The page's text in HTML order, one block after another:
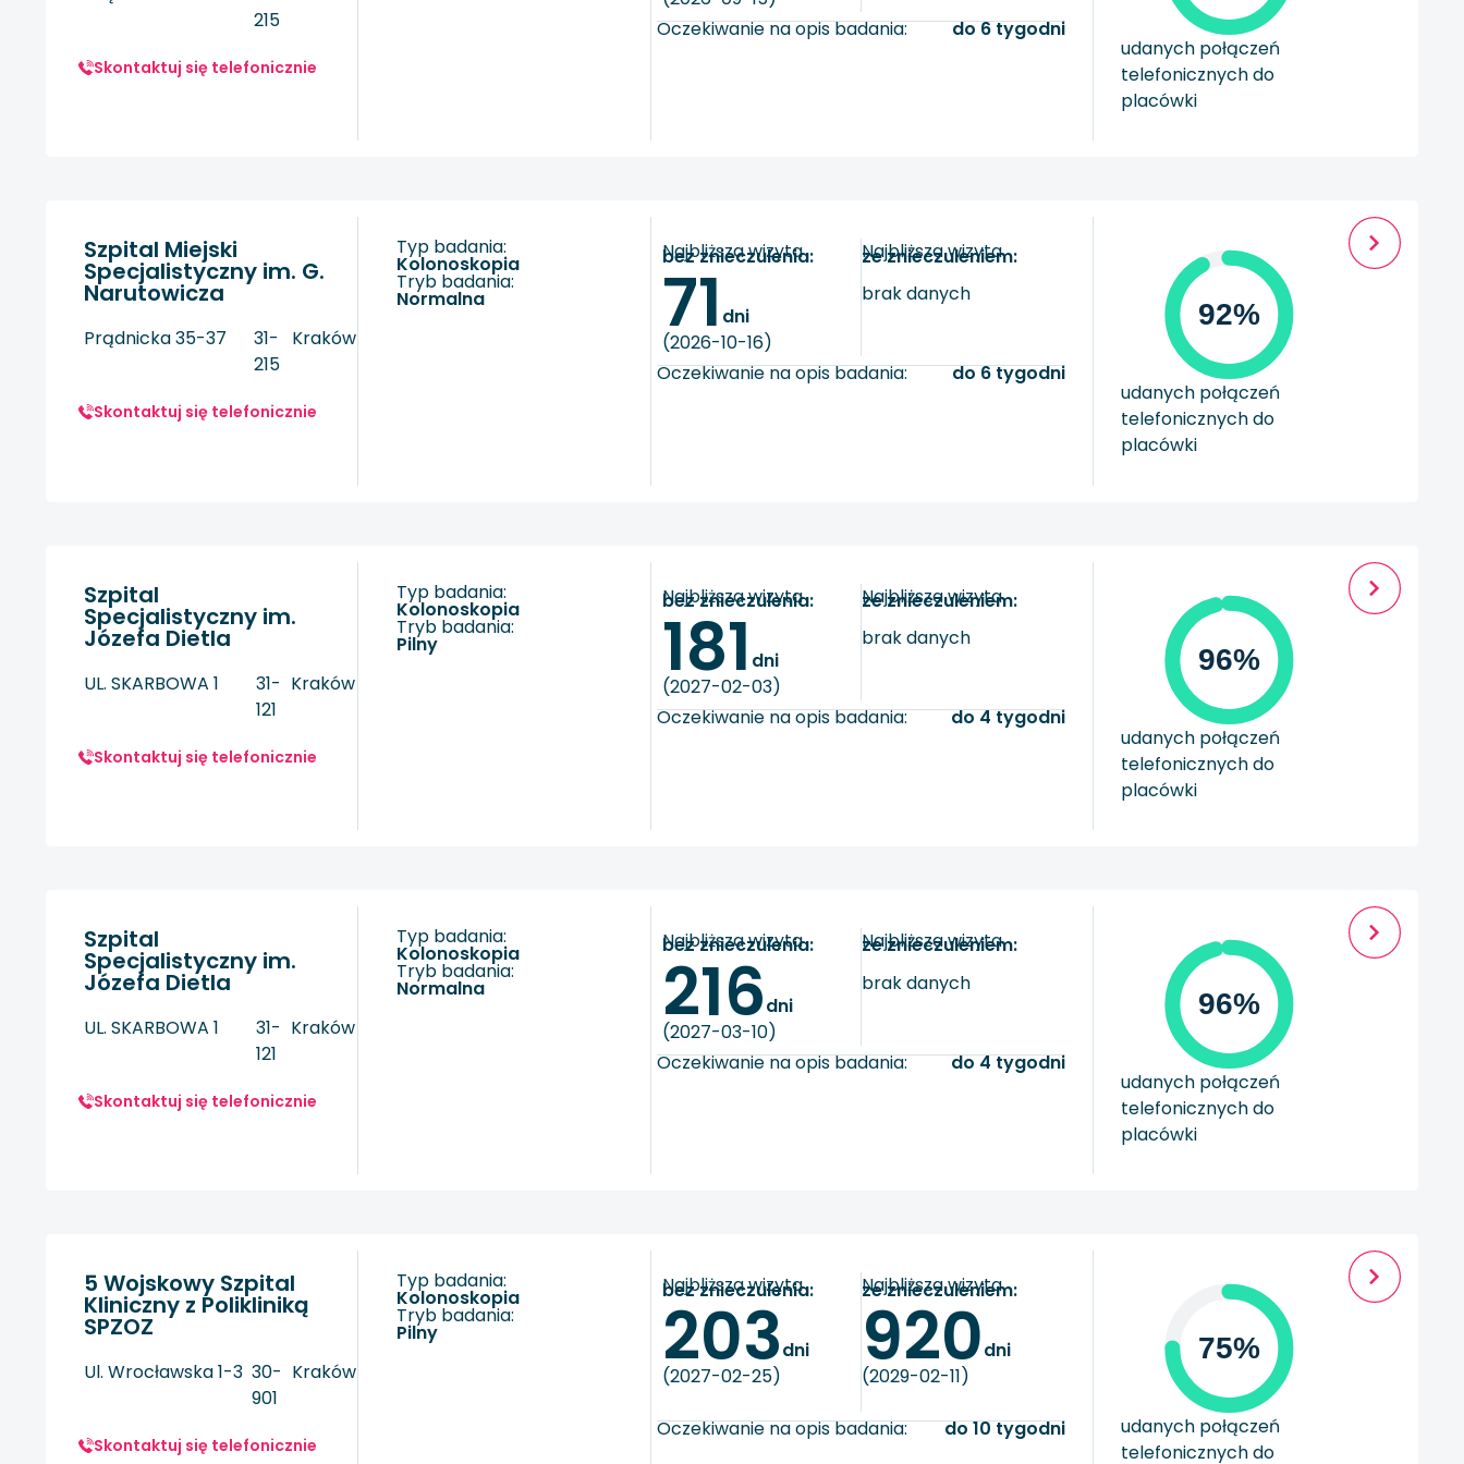
215
Skontaktuj się telefonicznie
Oczekiwanie na opis badania: do 6 tygodni
udanych połączeń
telefonicznych do
placówki
Szpital Miejski
Specjalistyczny im. G.
Narutowicza
Prądnicka 35-37
31-
215
Kraków
Skontaktuj się telefonicznie
Typ badania:
kolonoskopia
Tryb badania:
Normalna
Najbliższa wizyta
bez znieczulenia:
71 dni
(2026-10-16)
Najbliższa wizyta
ze znieczuleniem:
brak danych
Oczekiwanie na opis badania: do 6 tygodni
92%
udanych połączeń
telefonicznych do
placówki
Szpital
Specjalistyczny im.
Józefa Dietla
UL. SKARBOWA 1
31-
121
Kraków
Skontaktuj się telefonicznie
Typ badania:
kolonoskopia
Tryb badania:
Pilny
Najbliższa wizyta
bez znieczulenia:
181 dni
(2027-02-03)
Najbliższa wizyta
ze znieczuleniem:
brak danych
Oczekiwanie na opis badania: do 4 tygodni
96%
udanych połączeń
telefonicznych do
placówki
Szpital
Specjalistyczny im.
Józefa Dietla
UL. SKARBOWA 1
31-
121
Kraków
Skontaktuj się telefonicznie
Typ badania:
kolonoskopia
Tryb badania:
Normalna
Najbliższa wizyta
bez znieczulenia:
216dni
(2027-03-10)
Najbliższa wizyta
ze znieczuleniem:
brak danych
Oczekiwanie na opis badania: do 4 tygodni
96%
udanych połączeń
telefonicznych do
placówki
5 Wojskowy Szpital
Kliniczny z Polikliniką
SPZOZ
Ul. Wrocławska 1-3 30-
901
Kraków
Skontaktuj się telefonicznie
Typ badania:
kolonoskopia
Tryb badania:
Pilny
Najbliższa wizyta
bez znieczulenia:
203dni
(2027-02-25)
Najbliższa wizyta
ze znieczuleniem:
920dni
(2029-02-11)
Oczekiwanie na opis badania: do 10 tygodni
75%
udanych połączeń
telefonicznych do